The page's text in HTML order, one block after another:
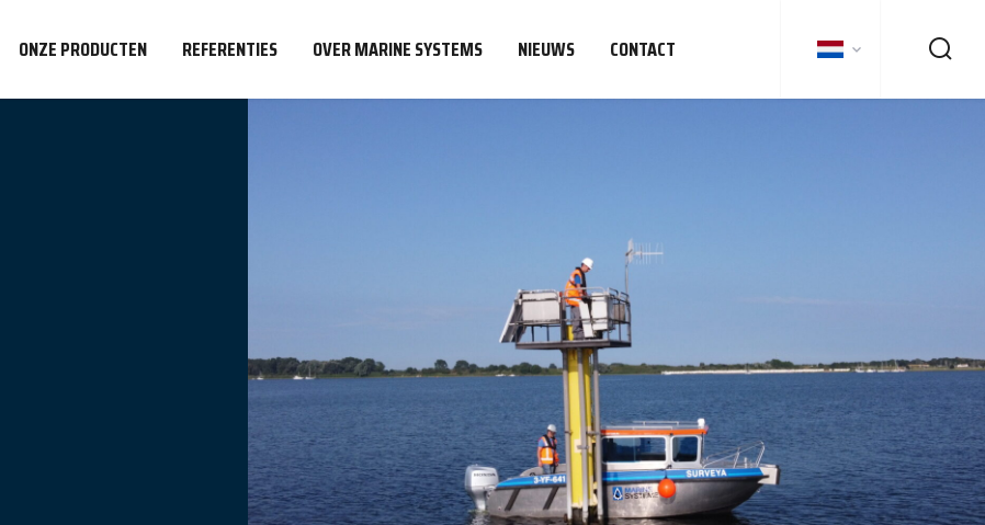
ONZE PRODUCTEN REFERENTIES OVER MARINE SYSTEMS NIEUWS CONTACT